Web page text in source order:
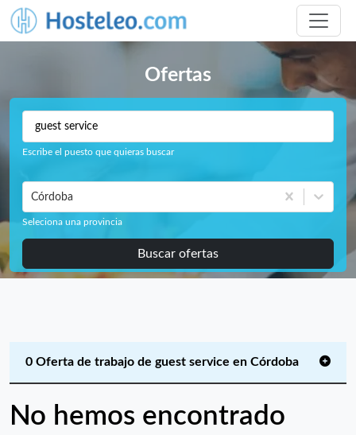
Ofertas
Escribe el puesto que quieras buscar
Córdoba
Seleciona una provincia
Buscar ofertas
0 Oferta de trabajo de guest service en Córdoba
No hemos encontrado